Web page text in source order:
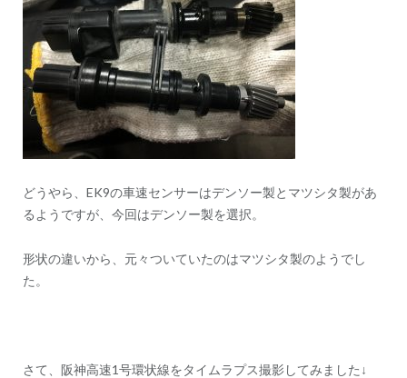
どうやら、EK9の車速センサーはデンソー製とマツシタ製があ
るようですが、今回はデンソー製を選択。
形状の違いから、元々ついていたのはマツシタ製のようでし
た。
さて、阪神高速1号環状線をタイムラプス撮影してみました↓